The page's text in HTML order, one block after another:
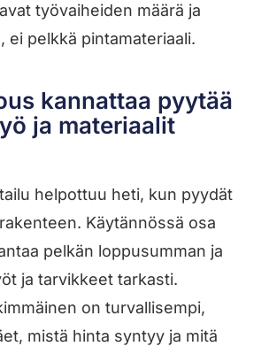
työvaiheiden määrä ja
ei pelkkä pintamateriaali.
kannattaa pyytää
ja materiaalit
helpottuu heti, kun pyydät
Käytännössä osa
pelkän loppusumman ja
ja tarvikkeet tarkasti.
on turvallisempi,
mistä hinta syntyy ja mitä